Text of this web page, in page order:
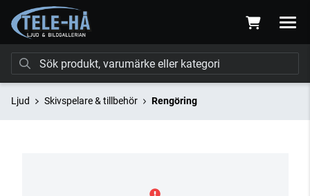
Ljud Skivspelare & tillbehör Rengöring